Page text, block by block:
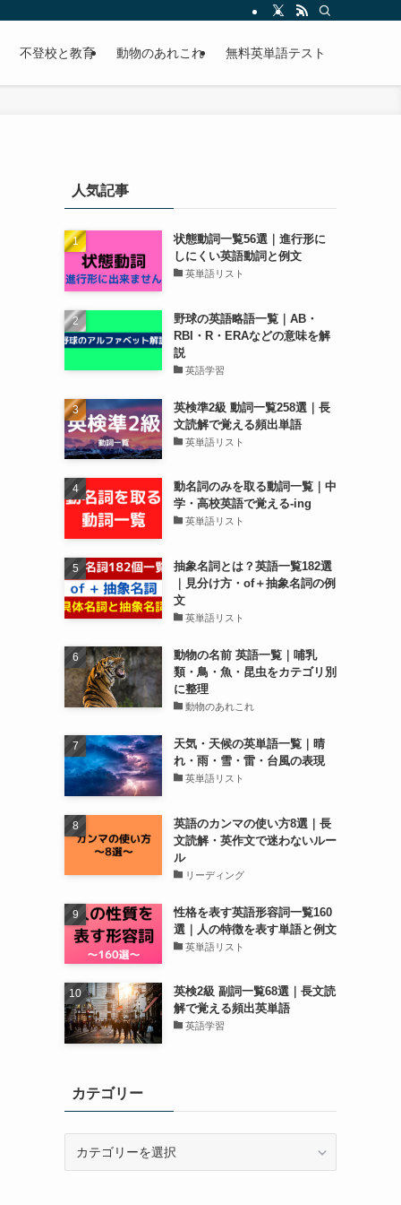
不登校と教育 動物のあれこれ 無料英単語テスト
人気記事
状態動詞一覧56選｜進行形に
しにくい英語動詞と例文
英単語リスト
野球の英語略語一覧｜AB・
RBI・R・ERAなどの意味を解
説
英語学習
英検準2級 動詞一覧258選｜長
文読解で覚える頻出単語
英単語リスト
動名詞のみを取る動詞一覧｜中
学・高校英語で覚える-ing
英単語リスト
抽象名詞とは？英語一覧182選
｜見分け方・of＋抽象名詞の例
文
英単語リスト
動物の名前 英語一覧｜哺乳
類・鳥・魚・昆虫をカテゴリ別
に整理
動物のあれこれ
天気・天候の英単語一覧｜晴
れ・雨・雪・雷・台風の表現
英単語リスト
英語のカンマの使い方8選｜長
文読解・英作文で迷わないルー
ル
リーディング
性格を表す英語形容詞一覧160
選｜人の特徴を表す単語と例文
英単語リスト
英検2級 副詞一覧68選｜長文読
解で覚える頻出英単語
英語学習
カテゴリー